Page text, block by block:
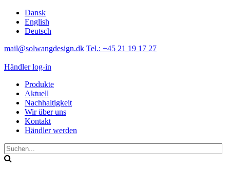
Dansk
English
Deutsch
mail@solwangdesign.dk Tel.: +45 21 19 17 27
Händler log-in
Produkte
Aktuell
Nachhaltigkeit
Wir über uns
Kontakt
Händler werden